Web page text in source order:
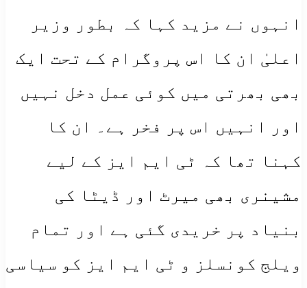
انہوں نے مزید کہا کہ بطور وزیر
اعلیٰ ان کا اس پروگرام کے تحت ایک
بھی بھرتی میں کوئی عمل دخل نہیں
اور انہیں اس پر فخر ہے۔ ان کا
کہنا تھا کہ ٹی ایم ایز کے لیے
مشینری بھی میرٹ اور ڈیٹا کی
بنیاد پر خریدی گئی ہے اور تمام
ویلج کونسلز و ٹی ایم ایز کو سیاسی